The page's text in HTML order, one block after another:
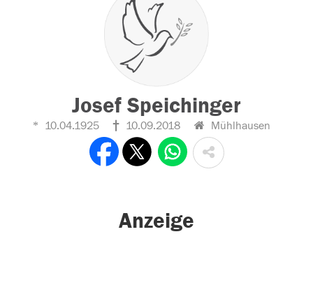
Josef Speichinger
10.04.1925 10.09.2018 Mühlhausen
Anzeige